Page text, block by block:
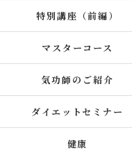
特別講座（前編）
マスターコース
気功師のご紹介
ダイエットセミナー
健康